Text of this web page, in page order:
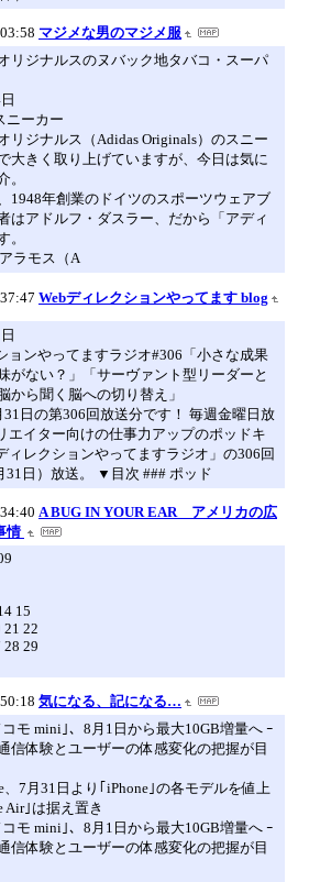
マジメな男のマジメ服
リジナルスのヌバック地タバコ・スーパ
ニーカー
リジナルス（Adidas Originals）のスニー
大きく取り上げていますが、今日は気に
。
1948年創業のドイツのスポーツウェアブ
はアドルフ・ダスラー、だから「アディ
。
ラモス（A
Webディレクションやってます blog
ョンやってますラジオ#306「小さな成果
がない？」「サーヴァント型リーダーと
から聞く脳への切り替え」
31日の第306回放送分です！ 毎週金曜日放
エイター向けの仕事力アップのポッドキ
ィレクションやってますラジオ」の306回
31日）放送。 ▼目次 ### ポッド
A BUG IN YOUR EAR アメリカの広
情
15
21 22
28 29
気になる、記になる…
コモ mini｣、8月1日から最大10GB増量へ ｰ
信体験とユーザーの体感変化の把握が目
、7月31日より｢iPhone｣の各モデルを値上
Air｣は据え置き
コモ mini｣、8月1日から最大10GB増量へ ｰ
信体験とユーザーの体感変化の把握が目